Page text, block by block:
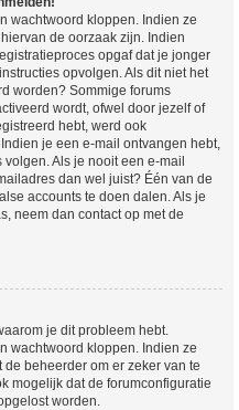
wachtwoord kloppen. Indien ze
de oorzaak zijn. Indien
opgaf dat je jonger
opvolgen. Als dit niet het
worden? Sommige forums
wordt, ofwel door jezelf of
hebt, werd ook
je een e-mail ontvangen hebt,
Als je nooit een e-mail
dan wel juist? Één van de
accounts te doen dalen. Als je
neem dan contact op met de
je dit probleem hebt.
wachtwoord kloppen. Indien ze
beheerder om er zeker van te
mogelijk dat de forumconfiguratie
worden.